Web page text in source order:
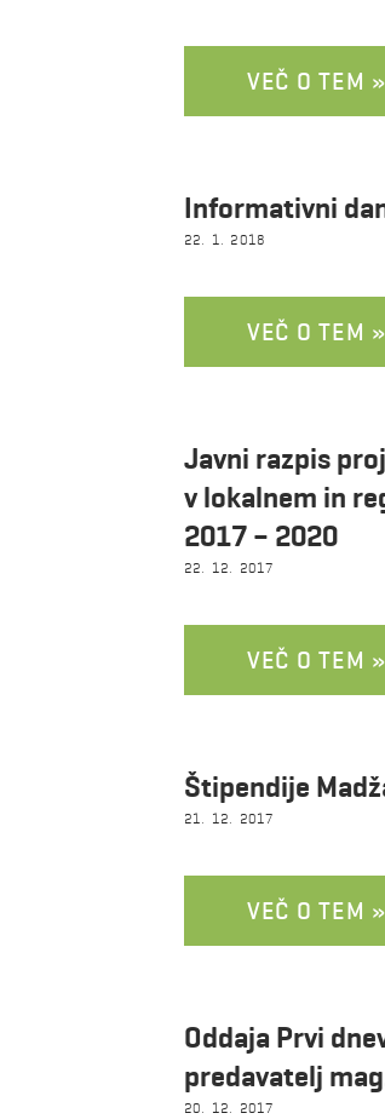
VEČ O TEM »
Informativni
22. 1. 2018
VEČ O TEM »
Javni razpis
v lokalnem in
2017 – 2020
22. 12. 2017
VEČ O TEM »
Štipendije
21. 12. 2017
VEČ O TEM »
Oddaja Prvi
predavatelj
20. 12. 2017